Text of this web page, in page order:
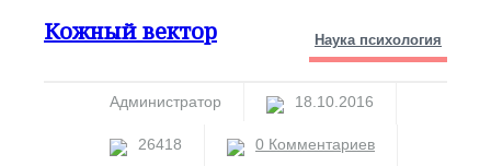
Кожный вектор Наука психология
Администратор 18.10.2016
26418
0 Комментариев